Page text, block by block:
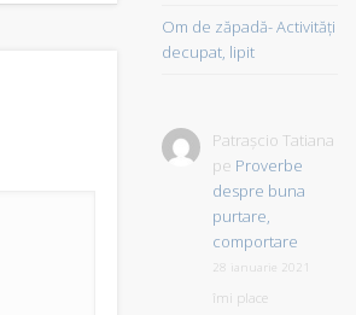
Om de zăpadă- Activităţi
decupat, lipit
Patrașcio Tatiana
pe Proverbe
despre buna
purtare,
comportare
28 ianuarie 2021
îmi place